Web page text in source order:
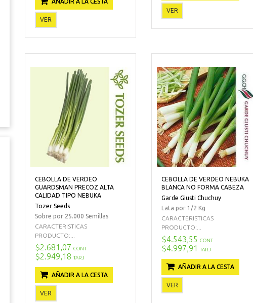
VER
VER
CEBOLLA DE VERDEO
GUARDSMAN PRECOZ ALTA
CALIDAD TIPO NEBUKA
Tozer Seeds
Sobre por 25.000 Semillas
CARACTERISTICAS
PRODUCTO:...
$2.681,07 CONT
$2.949,18 TARJ
AÑADIR A LA CESTA
VER
CEBOLLA DE VERDEO NEBUKA
BLANCA NO FORMA CABEZA
Garde Giusti Chuchuy
Lata por 1/2 Kg
CARACTERISTICAS
PRODUCTO:...
$4.543,55 CONT
$4.997,91 TARJ
AÑADIR A LA CESTA
VER